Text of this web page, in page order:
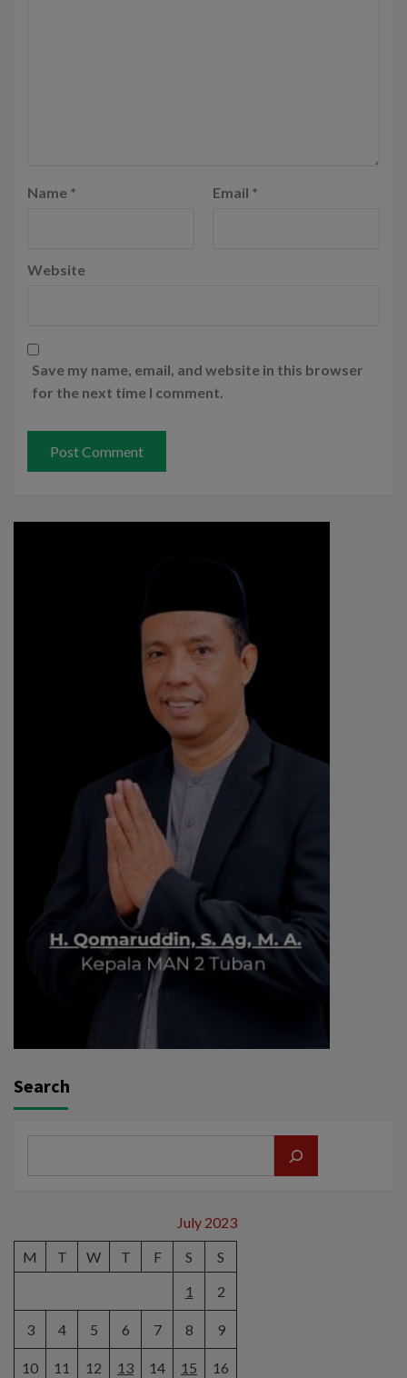
Name * Email *
Website
Save my name, email, and website in this browser
for the next time I comment.
Search
July 2023
M
T W T F S
S
1
2
3 4 5 6 7 8 9
10 11 12 13 14 15 16